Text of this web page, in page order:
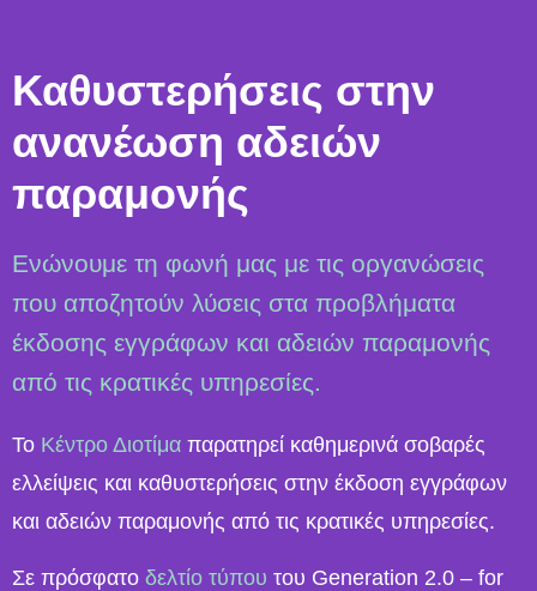
Καθυστερήσεις στην
ανανέωση αδειών
παραμονής
Ενώνουμε τη φωνή μας με τις οργανώσεις
που αποζητούν λύσεις στα προβλήματα
έκδοσης εγγράφων και αδειών παραμονής
από τις κρατικές υπηρεσίες.
Το Κέντρο Διοτίμα παρατηρεί καθημερινά σοβαρές
ελλείψεις και καθυστερήσεις στην έκδοση εγγράφων
και αδειών παραμονής από τις κρατικές υπηρεσίες.
Σε πρόσφατο δελτίο τύπου του Generation 2.0 – for